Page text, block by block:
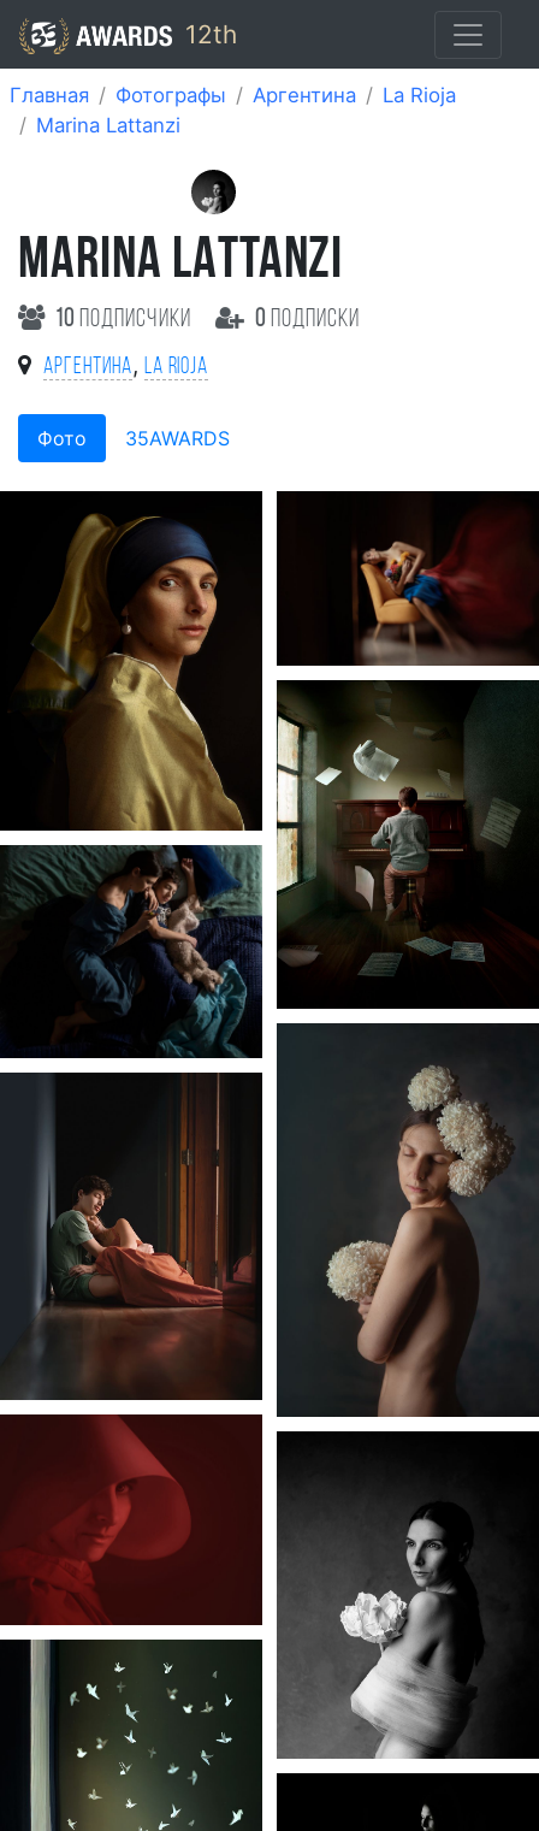
12th
Главная Фотографы Аргентина
La Rioja
Marina Lattanzi
MARINA LATTANZI
10 подписчики 0 подписки
Аргентина, La Rioja
Фото 35AWARDS